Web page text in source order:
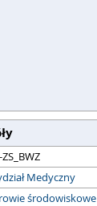
ZS_BWZ
Medyczny
środowiskowe